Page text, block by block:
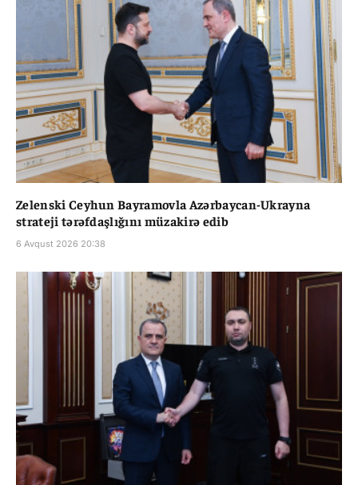
Zelenski Ceyhun Bayramovla Azərbaycan-Ukrayna
strateji tərəfdaşlığını müzakirə edib
6 Avqust 2026 20:38